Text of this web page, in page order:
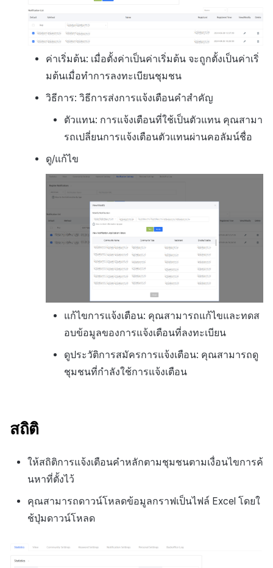
ค่าเริ่มต้น: เมื่อตั้งค่าเป็นค่าเริ่มต้น จะถูกตั้งเป็นค่าเริ่
มต้นเมื่อทำการลงทะเบียนชุมชน
วิธีการ: วิธีการส่งการแจ้งเตือนคำสำคัญ
ตัวแทน: การแจ้งเตือนที่ใช้เป็นตัวแทน คุณสามา
รถเปลี่ยนการแจ้งเตือนตัวแทนผ่านคอลัมน์ชื่อ
ดู/แก้ไข
แก้ไขการแจ้งเตือน: คุณสามารถแก้ไขและทดส
อบข้อมูลของการแจ้งเตือนที่ลงทะเบียน
ดูประวัติการสมัครการแจ้งเตือน: คุณสามารถดู
ชุมชนที่กำลังใช้การแจ้งเตือน
สถิติ
ให้สถิติการแจ้งเตือนคำหลักตามชุมชนตามเงื่อนไขการค้
นหาที่ตั้งไว้
คุณสามารถดาวน์โหลดข้อมูลกราฟเป็นไฟล์ Excel โดยใ
ช้ปุ่มดาวน์โหลด